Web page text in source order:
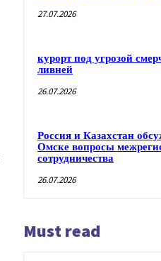
27.07.2026
курорт под угрозой
ливней
26.07.2026
Россия и Казахстан
Омске вопросы
сотрудничества
26.07.2026
Must read